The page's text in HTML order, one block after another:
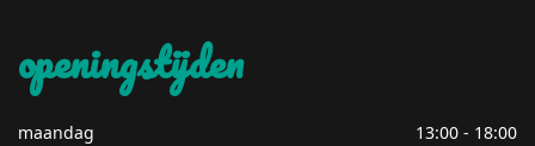
openingstijden
maandag
13:00 - 18:00